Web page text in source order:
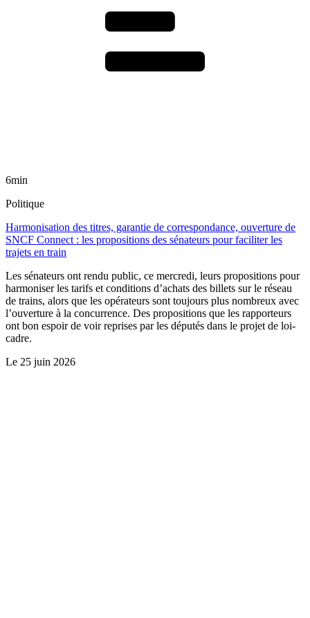
6min
Politique
Harmonisation des titres, garantie de correspondance, ouverture de
SNCF Connect : les propositions des sénateurs pour faciliter les
trajets en train
Les sénateurs ont rendu public, ce mercredi, leurs propositions pour
harmoniser les tarifs et conditions d’achats des billets sur le réseau
de trains, alors que les opérateurs sont toujours plus nombreux avec
l’ouverture à la concurrence. Des propositions que les rapporteurs
ont bon espoir de voir reprises par les députés dans le projet de loi-
cadre.
Le 25 juin 2026